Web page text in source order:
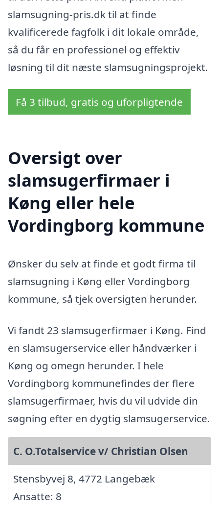
slamsugning-pris.dk til at finde
kvalificerede fagfolk i dit lokale område,
så du får en professionel og effektiv
løsning til dit næste slamsugningsprojekt.
Få 3 tilbud, gratis og uforpligtende
Oversigt over
slamsugerfirmaer i
Køng eller hele
Vordingborg kommune
Ønsker du selv at finde et godt firma til
slamsugning i Køng eller Vordingborg
kommune, så tjek oversigten herunder.
Vi fandt 23 slamsugerfirmaer i Køng. Find
en slamsugerservice eller håndværker i
Køng og omegn herunder. I hele
Vordingborg kommunefindes der flere
slamsugerfirmaer, hvis du vil udvide din
søgning efter en dygtig slamsugerservice.
C. O.Totalservice v/ Christian Olsen
Stensbyvej 8, 4772 Langebæk
Ansatte: 8